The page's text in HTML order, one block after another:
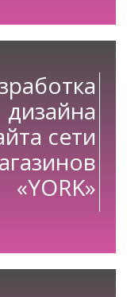
дизайна
сети
«YORK»